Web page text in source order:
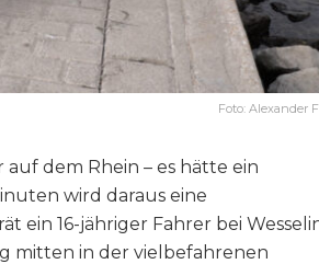
Foto: Alexander
dem Rhein – es hätte ein
wird daraus eine
ein 16-jähriger Fahrer bei
mitten in der vielbefahrenen